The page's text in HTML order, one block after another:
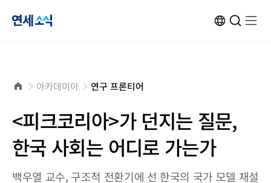
연
소
식
홈
으 아카데미아 연구 프론티어
<피크코리아>가 던지는 질문,
한국 사회는 어디로 가는가
백우열 교수, 구조적 전환기에 선 한국의 국가 모델 재설